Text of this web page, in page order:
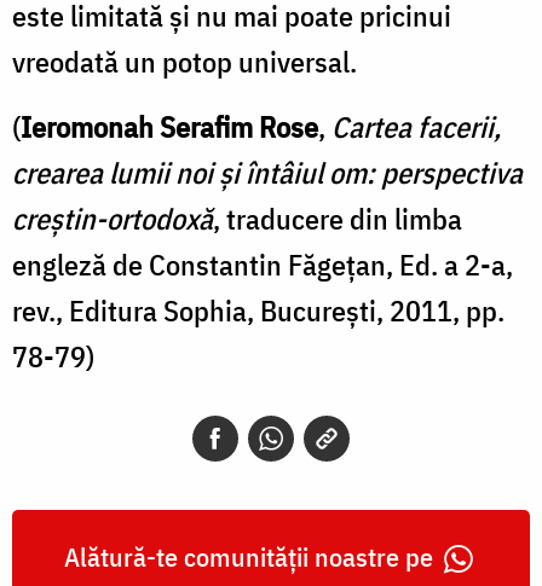
este limitată şi nu mai poate pricinui
vreodată un potop universal.
(Ieromonah Serafim Rose, Cartea facerii,
crearea lumii noi și întâiul om: perspectiva
creștin-ortodoxă, traducere din limba
engleză de Constantin Făgețan, Ed. a 2-a,
rev., Editura Sophia, București, 2011, pp.
78-79)
Alătură-te comunității noastre pe